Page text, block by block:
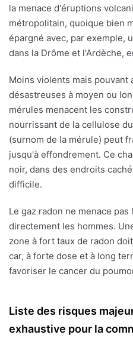
la menace d'éruptions
métropolitain, quoique bien
épargné avec, par exemple,
dans la Drôme et l'Ardèche,
Moins violents mais pouvant
désastreuses à moyen ou
mérules menacent les
nourrissant de la cellulose
(surnom de la mérule) peut
jusqu'à effondrement. Ce
noir, dans des endroits
difficile.
Le gaz radon ne menace
directement les hommes.
zone à fort taux de radon
car, à forte dose et à long
favoriser le cancer du
Liste des risques
exhaustive pour la